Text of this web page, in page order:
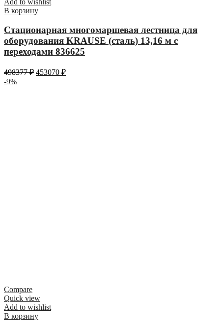
Add to wishlist
В корзину
Стационарная многомаршевая лестница для
оборудования KRAUSE (сталь) 13,16 м с
переходами 836625
498377₽ 453070 ₽
-9%
Compare
Quick view
Add to wishlist
В корзину